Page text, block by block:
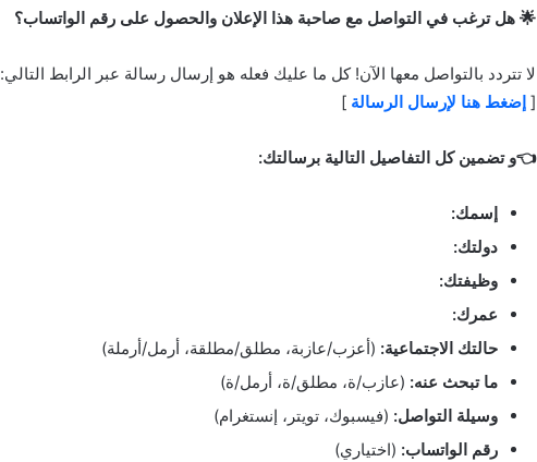
🌟 هل ترغب في التواصل مع صاحبة هذا الإعلان والحصول على رقم الواتساب؟
لا تتردد بالتواصل معها الآن! كل ما عليك فعله هو إرسال رسالة عبر الرابط التالي:
[ إضغط هنا لإرسال الرسالة ]
👈و تضمين كل التفاصيل التالية برسالتك:
إسمك:
دولتك:
وظيفتك:
عمرك:
حالتك الاجتماعية: (أعزب/عازبة، مطلق/مطلقة، أرمل/أرملة)
ما تبحث عنه: (عازب/ة، مطلق/ة، أرمل/ة)
وسيلة التواصل: (فيسبوك، تويتر، إنستغرام)
رقم الواتساب: (اختياري)